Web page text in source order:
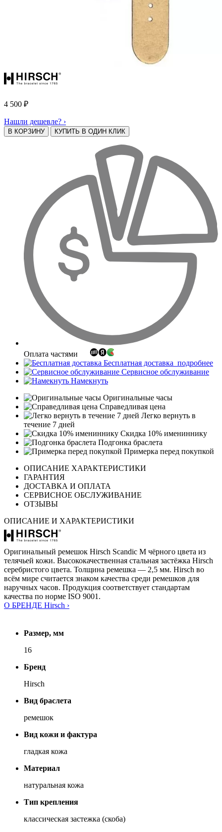
4 500 ₽
Нашли дешевле? ›
В КОРЗИНУ КУПИТЬ В ОДИН КЛИК
Оплата частями
Бесплатная доставка подробнее
Сервисное обслуживание
Намекнуть
Оригинальные часы
Справедливая цена
Легко вернуть в
течение 7 дней
Скидка 10% имениннику
Подгонка браслета
Примерка перед покупкой
ОПИСАНИЕ ХАРАКТЕРИСТИКИ
ГАРАНТИЯ
ДОСТАВКА И ОПЛАТА
СЕРВИСНОЕ ОБСЛУЖИВАНИЕ
ОТЗЫВЫ
ОПИСАНИЕ И ХАРАКТЕРИСТИКИ
Оригинальный ремешок Hirsch Scandic M чёрного цвета из
телячьей кожи. Высококачественная стальная застёжка Hirsch
серебристого цвета. Толщина ремешка — 2,5 мм. Hirsch во
всём мире считается знаком качества среди ремешков для
наручных часов. Продукция соответствует стандартам
качества по норме ISO 9001.
О БРЕНДЕ Hirsch ›
Размер, мм
16
Бренд
Hirsch
Вид браслета
ремешок
Вид кожи и фактура
гладкая кожа
Материал
натуральная кожа
Тип крепления
классическая застежка (скоба)